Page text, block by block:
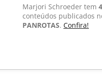
Marjori Schroeder tem
conteúdos publicados
PANROTAS. Confira!